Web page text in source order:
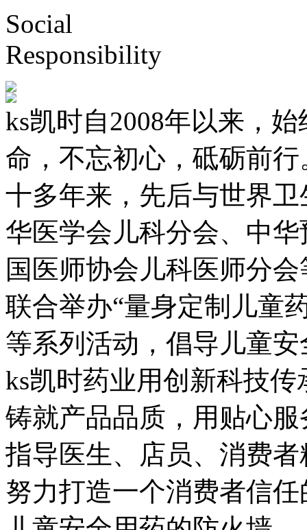
Social
Responsibility
ks凯时自2008年以来，
命，不忘初心，砥砺前行
十多年来，先后与世界
华医学会儿科分会、中
国医师协会儿科医师分
联合举办“量身定制儿童
等系列活动，倡导儿童
ks凯时药业用创新科技
铸就产品品质，用贴心
指导医生、店员、消费
努力打造一个消费者信